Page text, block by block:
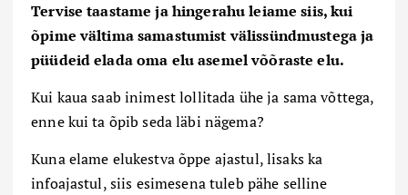
Tervise taastame ja hingerahu leiame siis, kui
õpime vältima samastumist välissündmustega ja
püüdeid elada oma elu asemel võõraste elu.
Kui kaua saab inimest lollitada ühe ja sama võttega,
enne kui ta õpib seda läbi nägema?
Kuna elame elukestva õppe ajastul, lisaks ka
infoajastul, siis esimesena tuleb pähe selline